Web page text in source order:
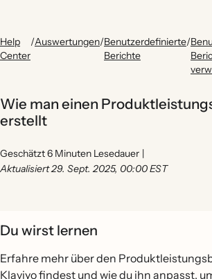
Help
Center
/Auswertungen/Benutzerdefinierte
Berichte
/
Wie man einen
erstellt
Geschätzt 6 Minuten Lesedauer |
Aktualisiert 29. Sept. 2025, 00:00 EST
Du wirst lernen
Erfahre mehr über den
Klaviyo findest und wie du ihn anpasst,